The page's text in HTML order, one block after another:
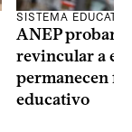
SISTEMA
ANEP probará
revincular a
permanecen
educativo